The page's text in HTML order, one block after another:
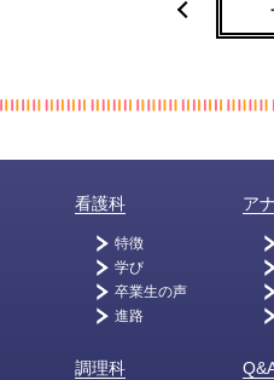
看護科
特徴
学び
卒業生の声
進路
調理科
ア